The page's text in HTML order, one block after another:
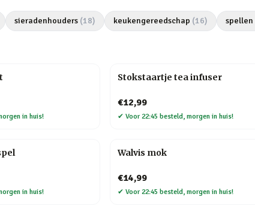
sieradenhouders (18) keukengereedschap (16) spellen
in huis!
Stokstaartje tea infuser
€12,99
✔ Voor 22:45 besteld, morgen in huis!
in huis!
Walvis mok
€14,99
✔ Voor 22:45 besteld, morgen in huis!